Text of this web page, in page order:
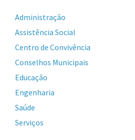
Administração
Assistência Social
Centro de Convivência
Conselhos Municipais
Educação
Engenharia
Saúde
Serviços